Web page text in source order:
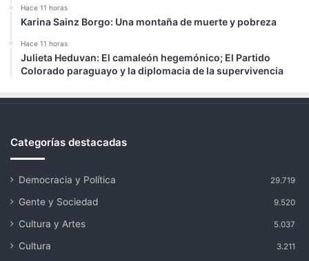
Hace 11 horas
Karina Sainz Borgo: Una montaña de muerte y pobreza
Hace 11 horas
Julieta Heduvan: El camaleón hegemónico; El Partido
Colorado paraguayo y la diplomacia de la supervivencia
Categorías destacadas
Democracia y Política 29.719
Gente y Sociedad 9.520
Cultura y Artes 5.037
Cultura 3.211